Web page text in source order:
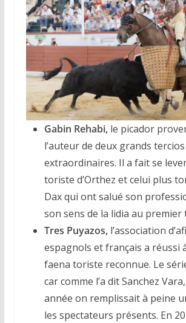
Gabin Rehabi,le picador
l’auteur de deux grands
extraordinaires. Il a fait se
toriste d’Orthez et celui plus
Dax qui ont salué son
son sens de la lidia au premier
Tres Puyazos,l’association
espagnols et français a réussi
faena toriste reconnue. Le
car comme l’a dit Sanchez
année on remplissait à peine
les spectateurs présents. En